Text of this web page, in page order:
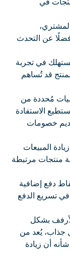
فضلًا عن التحدث
في تجربة
قد تُساهم
مُحددة من
الاستفادة
خصومات
المبيعات
منتجات مرتبطة
دفع إضافية
تسريع الدفع
بشكل
جذاب، يُعد من
أن زيادة